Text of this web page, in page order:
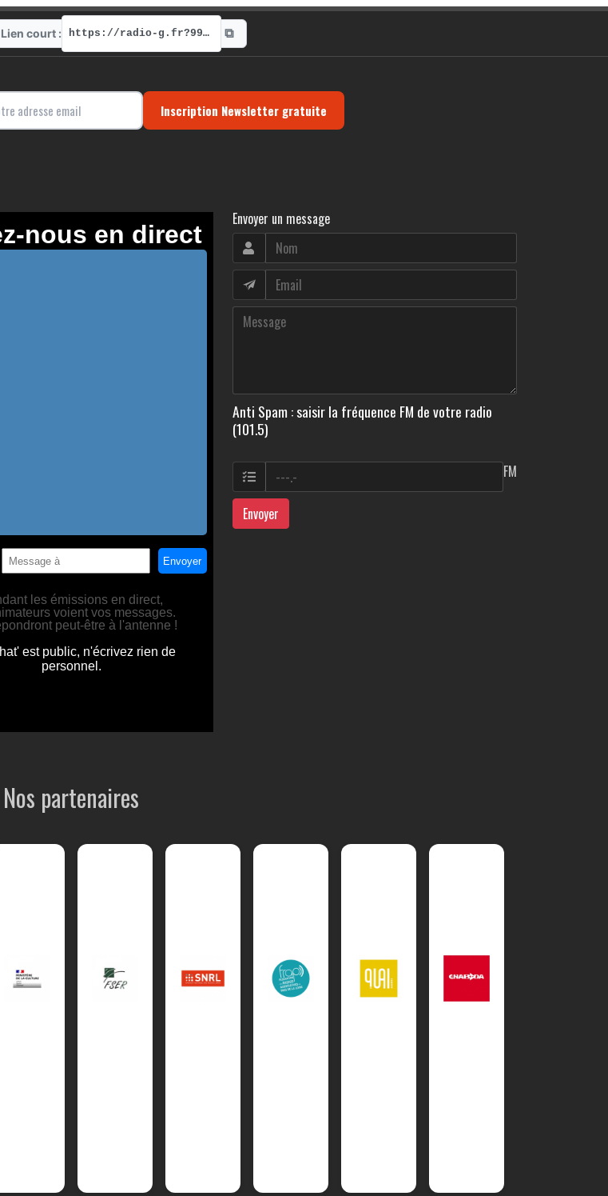
Lien court : https://radio-g.fr?9979 ⧉
Inscription Newsletter gratuite
Envoyer un message
Anti Spam : saisir la fréquence FM de votre radio
(101.5)
FM
Envoyer
Nos partenaires